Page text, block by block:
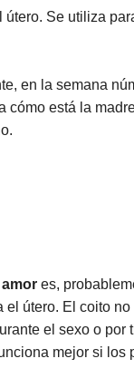
Se utiliza
en la semana
está la
amor es,
útero. El coito
el sexo o
mejor si